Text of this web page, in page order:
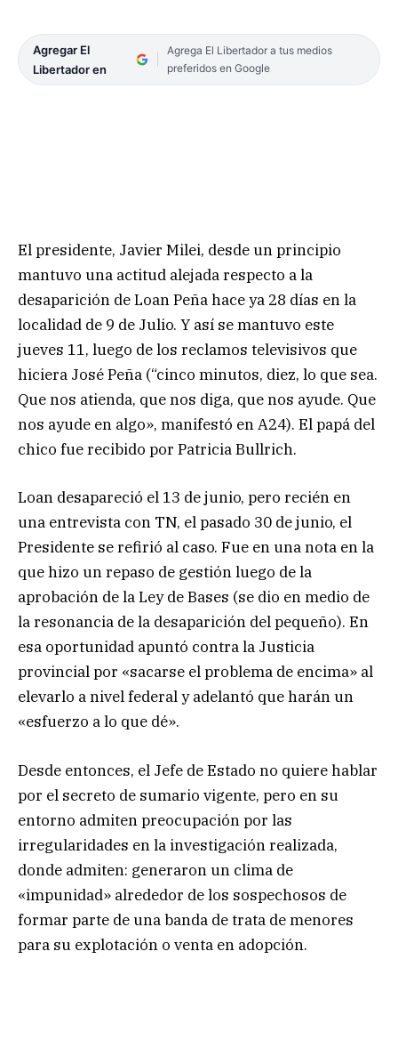
Agregar El
Libertador en
Agrega El Libertador a tus medios
preferidos en Google
El presidente, Javier Milei, desde un principio
mantuvo una actitud alejada respecto a la
desaparición de Loan Peña hace ya 28 días en la
localidad de 9 de Julio. Y así se mantuvo este
jueves 11, luego de los reclamos televisivos que
hiciera José Peña (“cinco minutos, diez, lo que sea.
Que nos atienda, que nos diga, que nos ayude. Que
nos ayude en algo», manifestó en A24). El papá del
chico fue recibido por Patricia Bullrich.
Loan desapareció el 13 de junio, pero recién en
una entrevista con TN, el pasado 30 de junio, el
Presidente se refirió al caso. Fue en una nota en la
que hizo un repaso de gestión luego de la
aprobación de la Ley de Bases (se dio en medio de
la resonancia de la desaparición del pequeño). En
esa oportunidad apuntó contra la Justicia
provincial por «sacarse el problema de encima» al
elevarlo a nivel federal y adelantó que harán un
«esfuerzo a lo que dé».
Desde entonces, el Jefe de Estado no quiere hablar
por el secreto de sumario vigente, pero en su
entorno admiten preocupación por las
irregularidades en la investigación realizada,
donde admiten: generaron un clima de
«impunidad» alrededor de los sospechosos de
formar parte de una banda de trata de menores
para su explotación o venta en adopción.